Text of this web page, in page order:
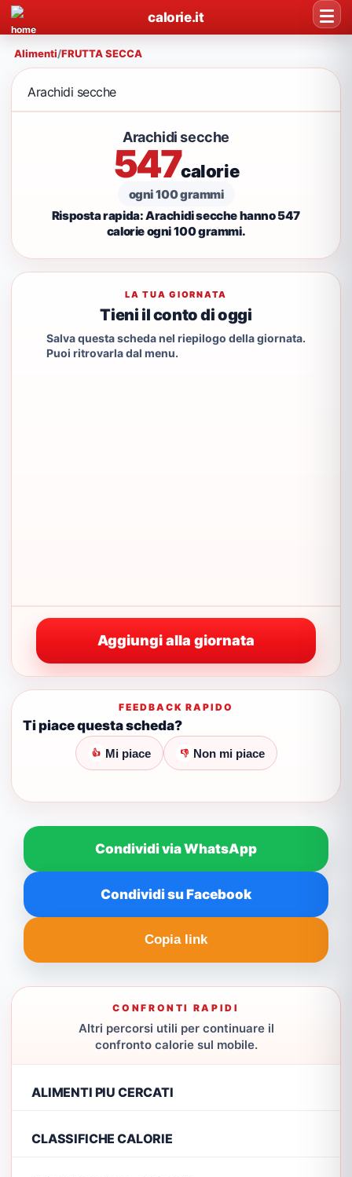
calorie.it
Alimenti/FRUTTA SECCA
Arachidi secche
Arachidi secche
547calorie
ogni 100 grammi
Risposta rapida: Arachidi secche hanno 547
calorie ogni 100 grammi.
LA TUA GIORNATA
Tieni il conto di oggi
Salva questa scheda nel riepilogo della giornata.
Puoi ritrovarla dal menu.
Aggiungi alla giornata
FEEDBACK RAPIDO
Ti piace questa scheda?
👍 Mi piace 👎 Non mi piace
Condividi via WhatsApp
Condividi su Facebook
Copia link
CONFRONTI RAPIDI
Altri percorsi utili per continuare il
confronto calorie sul mobile.
ALIMENTI PIU CERCATI
CLASSIFICHE CALORIE